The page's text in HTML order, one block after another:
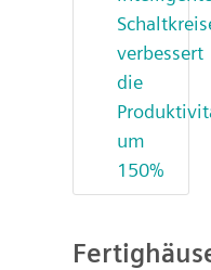
verbessert
die
um
150%